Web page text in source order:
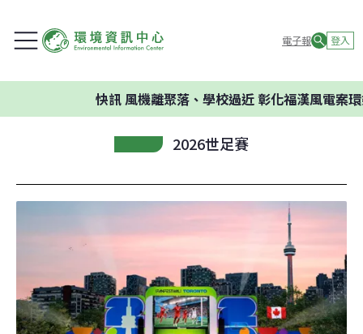
電子報 登入
風機離聚落、學校過近 彰化福漢風電案環委建
2026世足賽